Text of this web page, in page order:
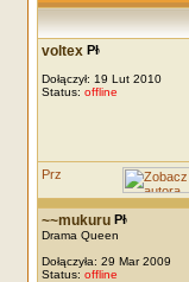
voltex
Dołączył: 19 Lut 2010
Status: offline
~~mukuru
Drama Queen
Dołączyła: 29 Mar 2009
Status: offline